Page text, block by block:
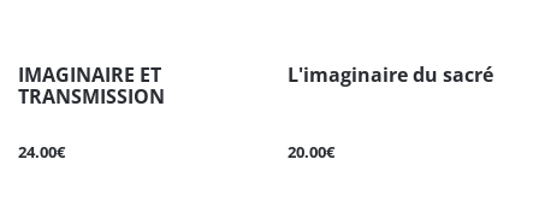
IMAGINAIRE ET
TRANSMISSION
24.00€
L'imaginaire du sacré
20.00€